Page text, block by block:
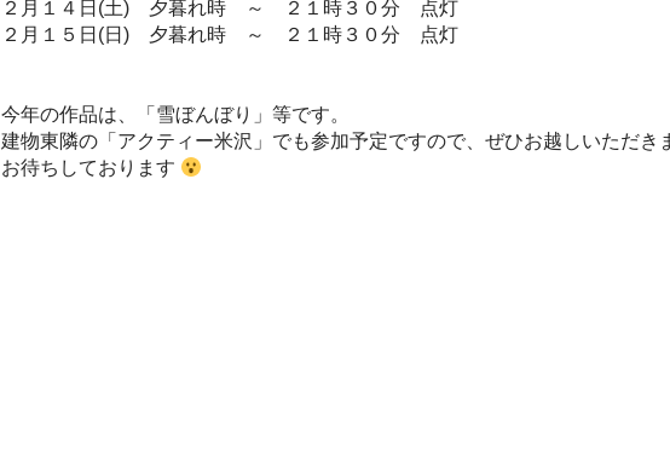
２月１４日(土) 夕暮れ時 ～ ２１時３０分 点灯
２月１５日(日) 夕暮れ時 ～ ２１時３０分 点灯
今年の作品は、「雪ぼんぼり」等です。
建物東隣の「アクティー米沢」でも参加予定ですので、ぜひお越しいただき
お待ちしております